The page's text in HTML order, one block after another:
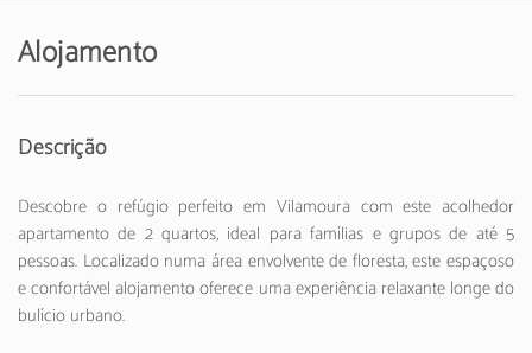
Alojamento
Descrição
Descobre o refúgio perfeito em Vilamoura com este acolhedor
apartamento de 2 quartos, ideal para famílias e grupos de até 5
pessoas. Localizado numa área envolvente de floresta, este espaçoso
e confortável alojamento oferece uma experiência relaxante longe do
bulício urbano.